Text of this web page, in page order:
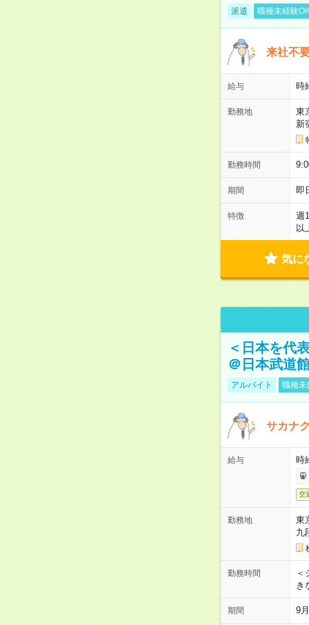
派遣 職種未経験
来社不
給与 時
勤務地
東
新
勤務時間
期間 即
特徴
週
以
気に
＜日本を代
＠日本武道
アルバイト 職種未
サカナ
給与 時
交
勤務地
東
九
勤務時間
＜
き
期間 9